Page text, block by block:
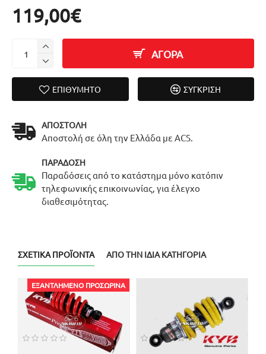
119,00€
ΑΓΟΡΑ
ΕΠΙΘΥΜΗΤΌ ΣΎΓΚΡΙΣΗ
ΑΠΟΣΤΟΛΉ
Αποστολή σε όλη την Ελλάδα με ACS.
ΠΑΡΆΔΟΣΗ
Παραδόσεις από το κατάστημα μόνο κατόπιν
τηλεφωνικής επικοινωνίας, για έλεγχο
διαθεσιμότητας.
ΣΧΕΤΙΚΆ ΠΡΟΪΌΝΤΑ ΑΠΌ ΤΗΝ ΊΔΙΑ ΚΑΤΗΓΟΡΊΑ
ΕΞΑΝΤΛΗΜΈΝΟ ΠΡΟΣΩΡΙΝΆ